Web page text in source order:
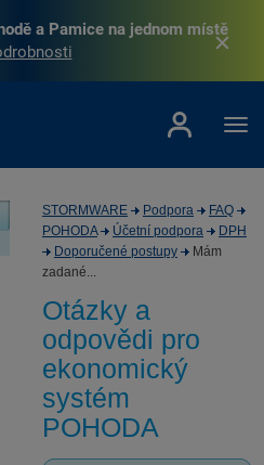
a Pamice na jednom místě
STORMWARE Podpora
FAQ
POHODA
Účetní podpora
DPH
Doporučené postupy
Mám
zadané...
Otázky a
odpovědi pro
ekonomický
systém
POHODA